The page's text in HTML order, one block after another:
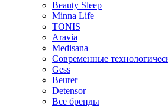
Beauty Sleep
Minna Life
TONIS
Aravia
Medisana
Современные
Gess
Beurer
Detensor
Все бренды